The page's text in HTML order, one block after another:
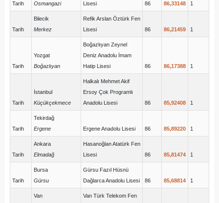
Tarih
Osmangazi
Lisesi
86 86,33148 1
Tarih
Bilecik
Merkez
Refik Arslan Öztürk Fen
Lisesi
86 86,21459 1
Tarih
Yozgat
Boğazlıyan
Boğazlıyan Zeynel
Deniz Anadolu İmam
Hatip Lisesi
86 86,17388 1
Tarih
İstanbul
Küçükçekmece
Halkalı Mehmet Akif
Ersoy Çok Programlı
Anadolu Lisesi
86 85,92408 1
Tarih
Tekirdağ
Ergene
Ergene Anadolu Lisesi 86 85,89220 1
Tarih
Ankara
Elmadağ
Hasanoğlan Atatürk Fen
Lisesi
86 85,81474 1
Tarih
Bursa
Gürsu
Gürsu Fazıl Hüsnü
Dağlarca Anadolu Lisesi
86 85,68814 1
Van
Van Türk Telekom Fen